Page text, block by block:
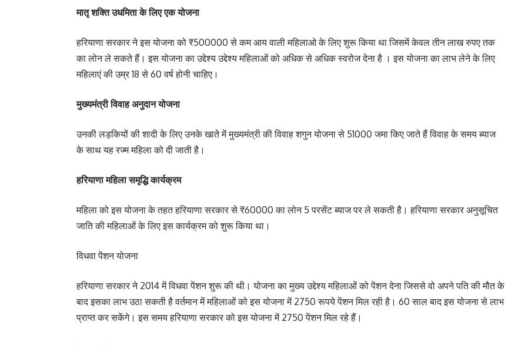
मातृ शक्ति उधमिता के लिए एक योजना
हरियाणा सरकार ने इस योजना को ₹500000 से कम आय वाली महिलाओ के लिए शुरू किया था जिसमें केवल तीन लाख रुपए तक
का लोन ले सकते हैं। इस योजना का उद्देश्य उद्देश्य महिलाओं को अधिक से अधिक स्वरोज देना है । इस योजना का लाभ लेने के लिए
महिलाएं की उम्र 18 से 60 वर्ष होनी चाहिए।
मुख्यमंत्री विवाह अनुदान योजना
उनकी लड़कियों की शादी के लिए उनके खाते में मुख्यमंत्री की विवाह शगुन योजना से 51000 जमा किए जाते हैं विवाह के समय ब्याज
के साथ यह रज्म महिला को दी जाती है।
हरियाणा महिला समृद्धि कार्यक्रम
महिला को इस योजना के तहत हरियाणा सरकार से ₹60000 का लोन 5 परसेंट ब्याज पर ले सकती है। हरियाणा सरकार अनुसूचित
जाति की महिलाओं के लिए इस कार्यक्रम को शुरू किया था।
विधवा पेंशन योजना
हरियाणा सरकार ने 2014 में विधवा पेंशन शुरू की थी। योजना का मुख्य उद्देश्य महिलाओं को पेंशन देना जिससे वो अपने पति की मौत के
बाद इसका लाभ उठा सकती है वर्तमान में महिलाओं को इस योजना में 2750 रूपये पेंशन मिल रही है। 60 साल बाद इस योजना से लाभ
प्राप्त कर सकेंगे। इस समय हरियाणा सरकार को इस योजना में 2750 पेंशन मिल रहे हैं।